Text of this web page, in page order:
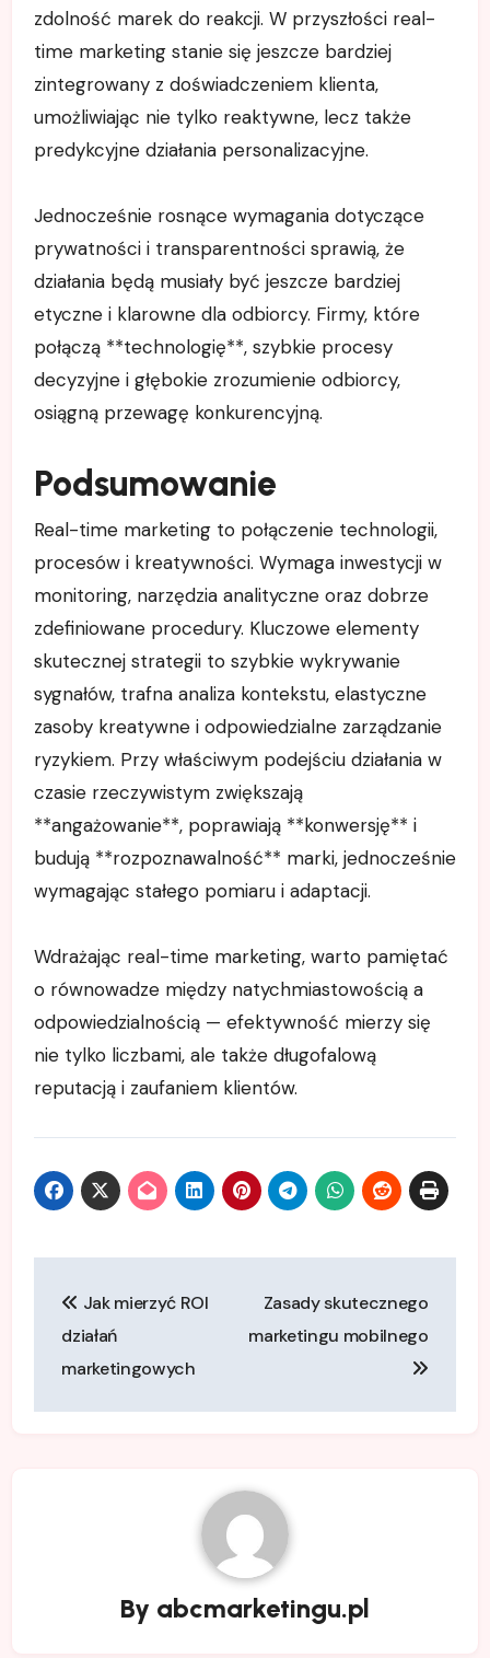
zdolność marek do reakcji. W przyszłości real-
time marketing stanie się jeszcze bardziej
zintegrowany z doświadczeniem klienta,
umożliwiając nie tylko reaktywne, lecz także
predykcyjne działania personalizacyjne.
Jednocześnie rosnące wymagania dotyczące
prywatności i transparentności sprawią, że
działania będą musiały być jeszcze bardziej
etyczne i klarowne dla odbiorcy. Firmy, które
połączą **technologię**, szybkie procesy
decyzyjne i głębokie zrozumienie odbiorcy,
osiągną przewagę konkurencyjną.
Podsumowanie
Real-time marketing to połączenie technologii,
procesów i kreatywności. Wymaga inwestycji w
monitoring, narzędzia analityczne oraz dobrze
zdefiniowane procedury. Kluczowe elementy
skutecznej strategii to szybkie wykrywanie
sygnałów, trafna analiza kontekstu, elastyczne
zasoby kreatywne i odpowiedzialne zarządzanie
ryzykiem. Przy właściwym podejściu działania w
czasie rzeczywistym zwiększają
**angażowanie**, poprawiają **konwersję** i
budują **rozpoznawalność** marki, jednocześnie
wymagając stałego pomiaru i adaptacji.
Wdrażając real-time marketing, warto pamiętać
o równowadze między natychmiastowością a
odpowiedzialnością — efektywność mierzy się
nie tylko liczbami, ale także długofalową
reputacją i zaufaniem klientów.
wpisu
Jak mierzyć ROI
działań
marketingowych
Zasady skutecznego
marketingu mobilnego
By abcmarketingu.pl